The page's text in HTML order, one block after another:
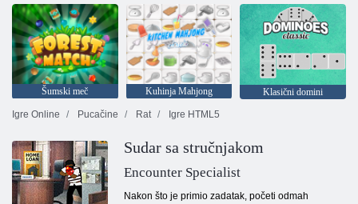
Šumski meč Kuhinja Mahjong
Klasični domini
Igre Online
Pucačine Rat Igre HTML5
Sudar sa stručnjakom
Encounter Specialist
Nakon što je primio zadatak, početi odmah